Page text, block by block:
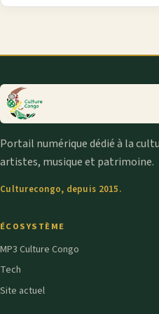
Portail numérique dédié à la
artistes, musique et patrimoine.
Culturecongo, depuis 2015.
ÉCOSYSTÈME
MP3 Culture Congo
Tech
Site actuel